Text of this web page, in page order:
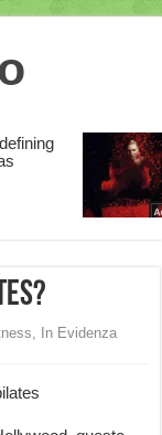
,
In Evidenza